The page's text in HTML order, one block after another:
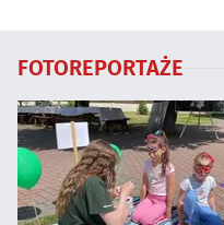
FOTOREPORTAŻE